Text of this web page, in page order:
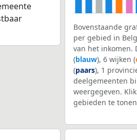
Bovenstaande
per gebied in
van het inkomen.
(blauw), 6 wijken (
(paars), 1
deelgemeenten
weergegeven.
gebieden te